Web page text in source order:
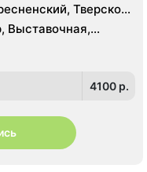
Тверской,
Выставочная,
Баррикадная,
Парк
4100 p.